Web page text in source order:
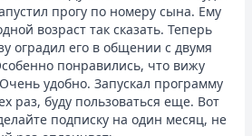
прогу по номеру сына. Ему
возраст так сказать. Теперь
оградил его в общении с двумя
понравились, что вижу
удобно. Запускал программу
раз, буду пользоваться еще. Вот
подписку на один месяц, не